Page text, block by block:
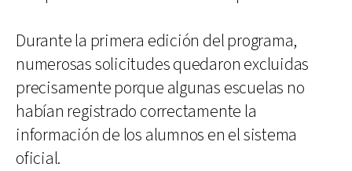
Durante la primera edición del programa,
numerosas solicitudes quedaron excluidas
precisamente porque algunas escuelas no
habían registrado correctamente la
información de los alumnos en el sistema
oficial.